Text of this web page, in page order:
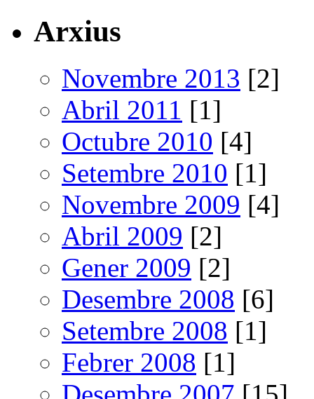
Arxius
Novembre 2013 [2]
Abril 2011 [1]
Octubre 2010 [4]
Setembre 2010 [1]
Novembre 2009 [4]
Abril 2009 [2]
Gener 2009 [2]
Desembre 2008 [6]
Setembre 2008 [1]
Febrer 2008 [1]